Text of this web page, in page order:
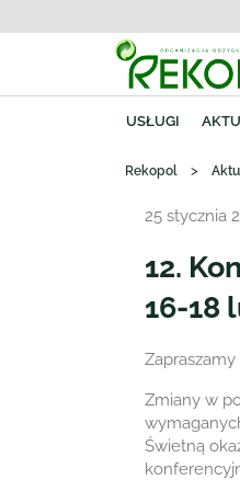
USŁUGI
Rekopol >
25 stycznia
12.
16-18
Zmiany w
Świetną